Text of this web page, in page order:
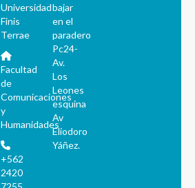
Universidad
Finis
Terrae
Facultad
de
Comunicaciones
y
Humanidades
+562
2420
bajar
en el
paradero
Pc24-
Av.
Los
Leones
esquina
Av
Eliodoro
Yáñez.